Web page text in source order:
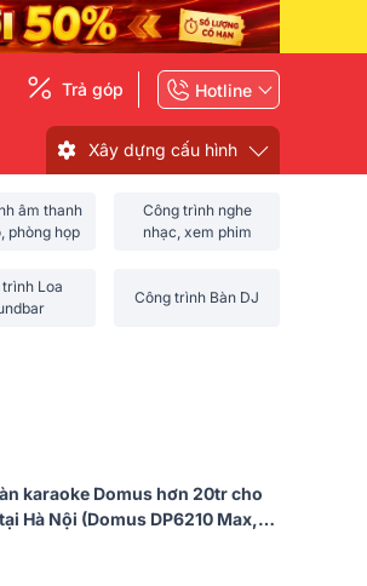
Trả góp Hotline
Xây dựng cấu hình
âm thanh
phòng họp
Công trình nghe
nhạc, xem phim
Loa
Công trình Bàn DJ
karaoke Domus hơn 20tr cho
Hà Nội (Domus DP6210 Max,